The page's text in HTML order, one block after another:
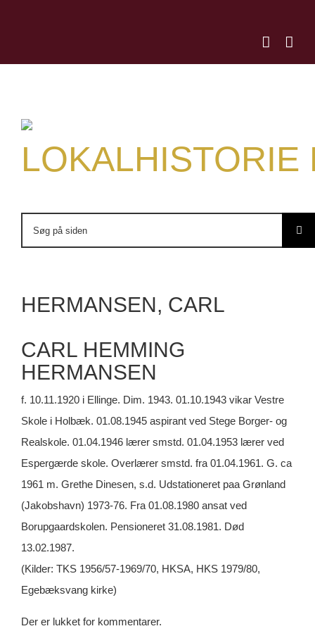
HERMANSEN, CARL
CARL HEMMING
HERMANSEN
f. 10.11.1920 i Ellinge. Dim. 1943. 01.10.1943 vikar Vestre
Skole i Holbæk. 01.08.1945 aspirant ved Stege Borger- og
Realskole. 01.04.1946 lærer smstd. 01.04.1953 lærer ved
Espergærde skole. Overlærer smstd. fra 01.04.1961. G. ca
1961 m. Grethe Dinesen, s.d. Udstationeret paa Grønland
(Jakobshavn) 1973-76. Fra 01.08.1980 ansat ved
Borupgaardskolen. Pensioneret 31.08.1981. Død
13.02.1987.
(Kilder: TKS 1956/57-1969/70, HKSA, HKS 1979/80,
Egebæksvang kirke)
Der er lukket for kommentarer.